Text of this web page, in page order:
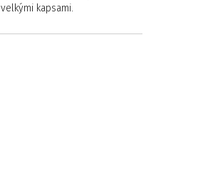
velkými kapsami.